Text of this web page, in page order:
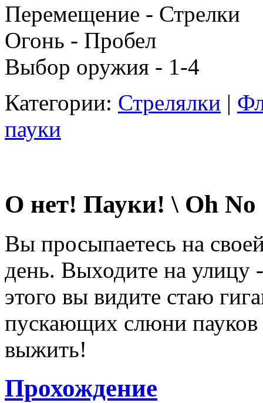
Перемещение - Стрелки
Огонь - Пробел
Выбор оружия - 1-4
Категории: Стрелялки |
пауки
О нет! Пауки! \ Oh
Вы просыпаетесь на
день. Выходите на улицу
этого вы видите стаю
пускающих слюни
выжить!
Прохождение